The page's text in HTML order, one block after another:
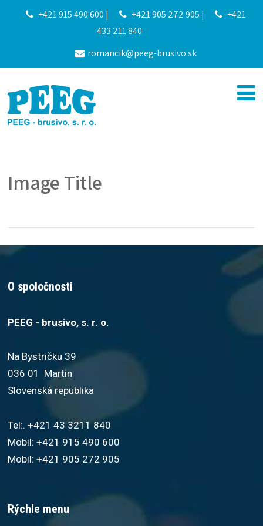
+421 915 490 600 | +421 905 272 905 |
+421
433 211 840
romancik@peeg-brusivo.sk
Image Title
O spoločnosti
PEEG - brusivo, s. r. o.
Na Bystričku 39
036 01 Martin
Slovenská republika
Tel:. +421 43 3211 840
Mobil: +421 915 490 600
Mobil: +421 905 272 905
Rýchle menu